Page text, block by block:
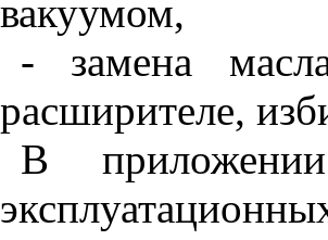
вакуумом,
- замена
расширителе,
В